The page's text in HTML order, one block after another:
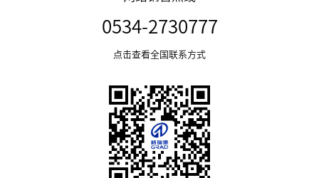
0534-2730777
点击查看全国联系方式